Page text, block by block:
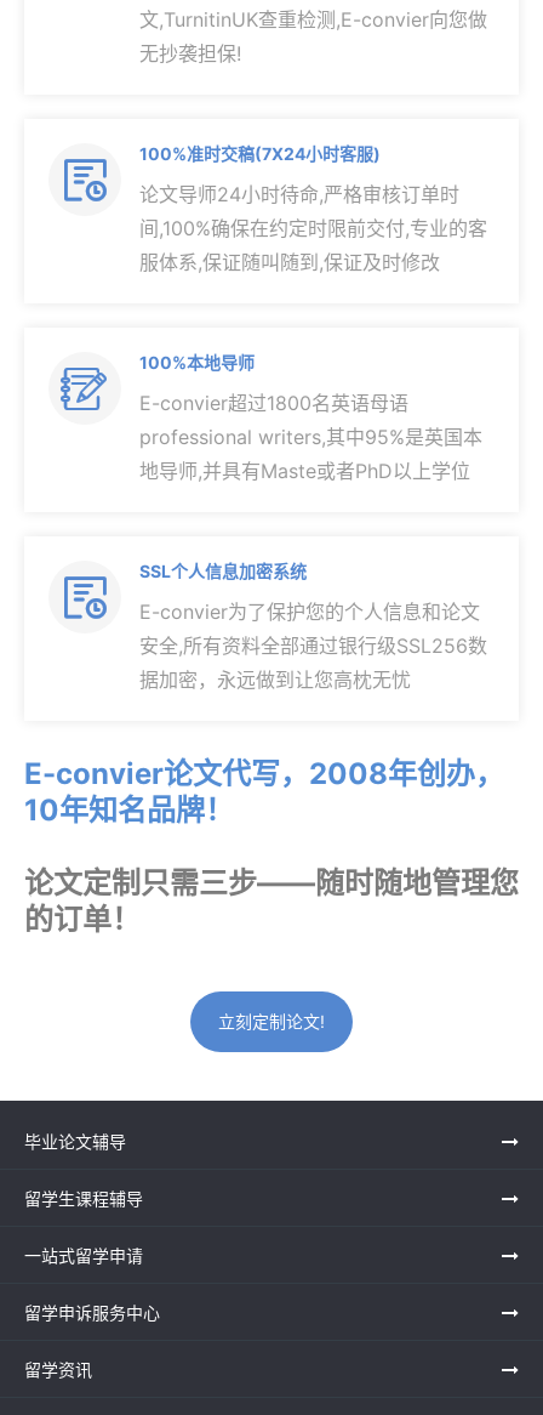
文,TurnitinUK查重检测,E-convier向您做
无抄袭担保!

100%准时交稿(7X24小时客服)
论文导师24小时待命,严格审核订单时
间,100%确保在约定时限前交付,专业的客
服体系,保证随叫随到,保证及时修改

100%本地导师
E-convier超过1800名英语母语
professional writers,其中95%是英国本
地导师,并具有Maste或者PhD以上学位

SSL个人信息加密系统
E-convier为了保护您的个人信息和论文
安全,所有资料全部通过银行级SSL256数
据加密，永远做到让您高枕无忧
E-convier论文代写，2008年创办，
10年知名品牌！
论文定制只需三步——随时随地管理您
的订单！
立刻定制论文!
毕业论文辅导
留学生课程辅导
一站式留学申请
留学申诉服务中心
留学资讯